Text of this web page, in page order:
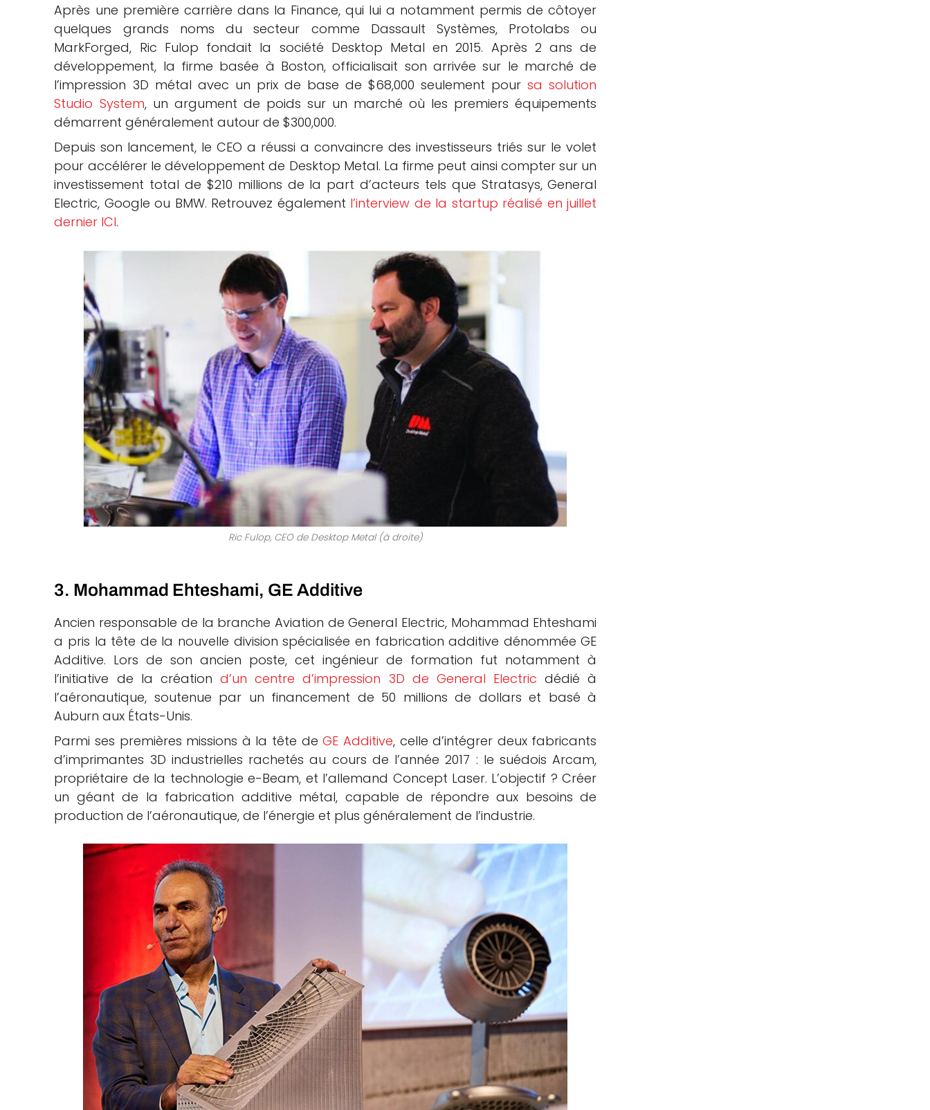
Après une première carrière dans la Finance, qui lui a notamment permis de côtoyer
quelques grands noms du secteur comme Dassault Systèmes, Protolabs ou
MarkForged, Ric Fulop fondait la société Desktop Metal en 2015. Après 2 ans de
développement, la firme basée à Boston, officialisait son arrivée sur le marché de
l’impression 3D métal avec un prix de base de $68,000 seulement poursa solution
Studio System, un argument de poids sur un marché où les premiers équipements
démarrent généralement autour de $300,000.
Depuis son lancement, le CEO a réussi a convaincre des investisseurs triés sur le volet
pour accélérer le développement de Desktop Metal. La firme peut ainsi compter sur un
investissement total de $210 millions de la part d’acteurs tels que Stratasys, General
Electric, Google ou BMW. Retrouvez également l’interview de la startup réalisé en juillet
dernier ICI.
Ric Fulop, CEO de Desktop Metal (à droite)
3. Mohammad Ehteshami, GE Additive
Ancien responsable de la branche Aviation de General Electric, Mohammad Ehteshami
a pris la tête de la nouvelle division spécialisée en fabrication additive dénommée GE
Additive. Lors de son ancien poste, cet ingénieur de formation fut notamment à
l’initiative de la créationd’un centre d’impression 3D de General Electric dédié à
l’aéronautique, soutenue par un financement de 50 millions de dollars et basé à
Auburn aux États-Unis.
Parmi ses premières missions à la tête deGE Additive, celle d’intégrer deux fabricants
d’imprimantes 3D industrielles rachetés au cours de l’année 2017 : le suédois Arcam,
propriétaire de la technologie e-Beam, et l’allemand Concept Laser. L’objectif ? Créer
un géant de la fabrication additive métal, capable de répondre aux besoins de
production de l’aéronautique, de l’énergie et plus généralement de l’industrie.